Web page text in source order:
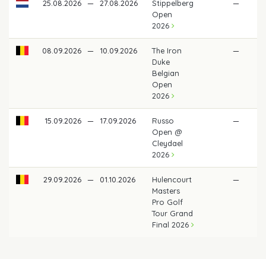
25.08.2026 — 27.08.2026
Stippelberg
Open
2026
—
08.09.2026 — 10.09.2026
The Iron
Duke
Belgian
Open
2026
—
15.09.2026 — 17.09.2026
Russo
Open @
Cleydael
2026
—
29.09.2026 — 01.10.2026
Hulencourt
Masters
Pro Golf
Tour Grand
Final 2026
—